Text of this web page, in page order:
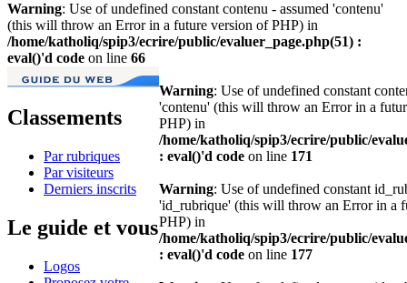
Warning: Use of undefined constant contenu - assumed 'contenu'
(this will throw an Error in a future version of PHP) in
/home/katholiq/spip3/ecrire/public/evaluer_page.php(51) :
eval()'d code on line 66
Classements
Par rubriques
Par visiteurs
Derniers inscrits
Le guide et vous
Logos
Warning: Use of undefined constant
'contenu' (this will throw an Error in a
PHP) in
/home/katholiq/spip3/ecrire/public/
: eval()'d code on line 171
Warning: Use of undefined constant
'id_rubrique' (this will throw an Error in a
PHP) in
/home/katholiq/spip3/ecrire/public/
: eval()'d code on line 177